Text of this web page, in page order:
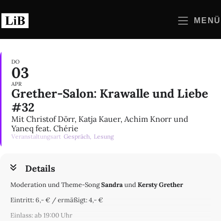
Inhalt
springen
MENÜ
DO
03
APR
Grether-Salon: Krawalle und Liebe
#32
Mit Christof Dörr, Katja Kauer, Achim Knorr und
Yaneq feat. Chérie
Veranstaltungsart Gespräch, Lesung
Details
Moderation und Theme-SongSandraundKersty Grether
Eintritt: 6,- € / ermäßigt: 4,- €
Einlass: ab 19:00 Uhr